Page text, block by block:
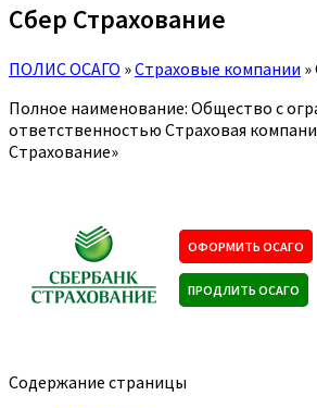
Сбер Страхование
ПОЛИС ОСАГО »Страховые компании »
Полное наименование: Общество с
ответственностью Страховая
Страхование»
ОФОРМИТЬ ОСАГО
ПРОДЛИТЬ ОСАГО
Содержание страницы